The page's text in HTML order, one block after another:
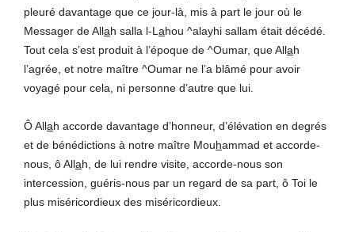
pleuré davantage que ce jour-là, mis à part le jour où le
Messager de Allah salla l-L ahou ^alayhi sallam était décédé.
Tout cela s’est produit à l’époque de ^Oumar, que Allah
l’agrée, et notre maître ^Oumar ne l’a blâmé pour avoir
voyagé pour cela, ni personne d’autre que lui.
Ô Allah accorde davantage d’honneur, d’élévation en degrés
et de bénédictions à notre maître Mouhammad et accorde-
nous, ô Allah, de lui rendre visite, accorde-nous son
intercession, guéris-nous par un regard de sa part, ô Toi le
plus miséricordieux des miséricordieux.